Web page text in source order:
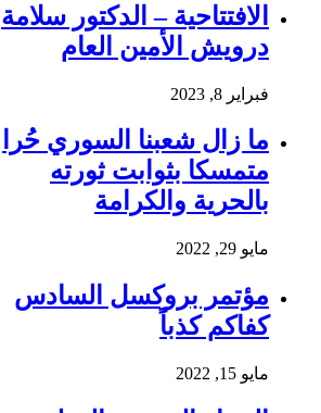
الافتتاحية – الدكتور سلامة
درويش الأمين العام
فبراير 8, 2023
ما زال شعبنا السوري حُرا
متمسكا بثوابت ثورته
بالحرية والكرامة
مايو 29, 2022
مؤتمر بروكسل السادس
كفاكم كذباً
مايو 15, 2022